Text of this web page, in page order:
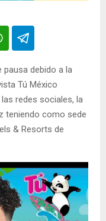
pausa debido a la
Tú México
redes sociales, la
teniendo como sede
& Resorts de